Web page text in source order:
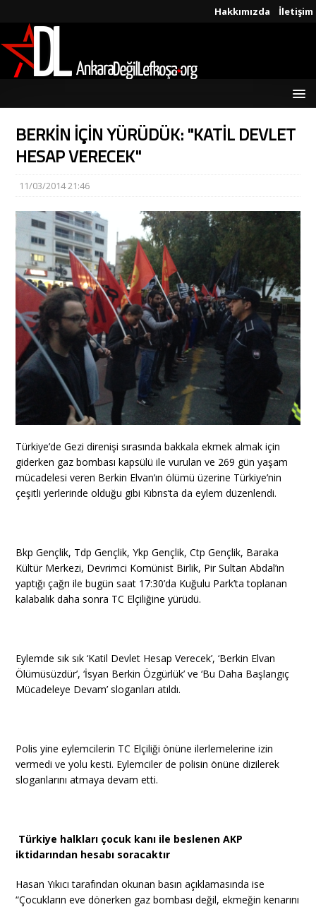
Hakkımızda İletişim
BERKİN İÇİN YÜRÜDÜK: "KATİL DEVLET
HESAP VERECEK"
11/03/2014 21:46
Türkiye’de Gezi direnişi sırasında bakkala ekmek almak için
giderken gaz bombası kapsülü ile vurulan ve 269 gün yaşam
mücadelesi veren Berkin Elvan’ın ölümü üzerine Türkiye’nin
çeşitli yerlerinde olduğu gibi Kıbrıs’ta da eylem düzenlendi.
Bkp Gençlik, Tdp Gençlik, Ykp Gençlik, Ctp Gençlik, Baraka
Kültür Merkezi, Devrimci Komünist Birlik, Pir Sultan Abdal’ın
yaptığı çağrı ile bugün saat 17:30’da Kuğulu Park’ta toplanan
kalabalık daha sonra TC Elçiliğine yürüdü.
Eylemde sık sık ‘Katil Devlet Hesap Verecek’, ‘Berkin Elvan
Ölümüsüzdür’, ‘İsyan Berkin Özgürlük’ ve ‘Bu Daha Başlangıç
Mücadeleye Devam’ sloganları atıldı.
Polis yine eylemcilerin TC Elçiliği önüne ilerlemelerine izin
vermedi ve yolu kesti. Eylemciler de polisin önüne dizilerek
sloganlarını atmaya devam etti.
Türkiye halkları çocuk kanı ile beslenen AKP
iktidarından hesabı soracaktır
Hasan Yıkıcı tarafından okunan basın açıklamasında ise
“Çocukların eve dönerken gaz bombası değil, ekmeğin kenarını